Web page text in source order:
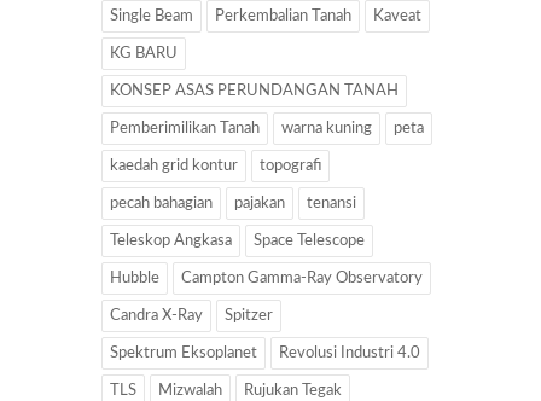
Single Beam Perkembalian Tanah Kaveat
KG BARU
KONSEP ASAS PERUNDANGAN TANAH
Pemberimilikan Tanah warna kuning peta
kaedah grid kontur topografi
pecah bahagian pajakan tenansi
Teleskop Angkasa Space Telescope
Hubble Campton Gamma-Ray Observatory
Candra X-Ray Spitzer
Spektrum Eksoplanet Revolusi Industri 4.0
TLS Mizwalah Rujukan Tegak